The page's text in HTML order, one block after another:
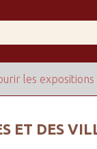
les expositions
ET DES